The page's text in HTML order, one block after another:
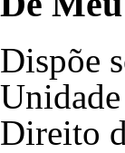
Dispõe
Direito